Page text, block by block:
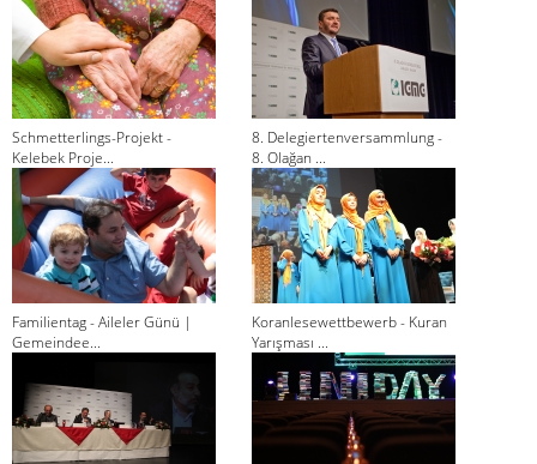
Schmetterlings-Projekt -
Kelebek Proje...
8. Delegiertenversammlung -
8. Olağan ...
Familientag - Aileler Günü |
Gemeindee...
Koranlesewettbewerb - Kuran
Yarışması ...